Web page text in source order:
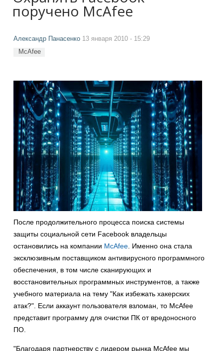
поручено McAfee
Александр Панасенко 13 января 2010 - 15:29
McAfee
После продолжительного процесса поиска системы
защиты социальной сети Facebook владельцы
остановились на компании McAfee. Именно она стала
эксклюзивным поставщиком антивирусного программного
обеспечения, в том числе сканирующих и
восстановительных программных инструментов, а также
учебного материала на тему "Как избежать хакерских
атак?". Если аккаунт пользователя взломан, то McAfee
представит программу для очистки ПК от вредоносного
ПО.
"Благодаря партнерству с лидером рынка McAfee мы